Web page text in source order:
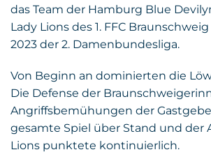
das Team der Hamburg Blue
Lady Lions des 1. FFC
2023 der 2. Damenbundesliga.
Von Beginn an dominierten die
Die Defense der
Angriffsbemühungen der
gesamte Spiel über Stand und der
Lions punktete kontinuierlich.